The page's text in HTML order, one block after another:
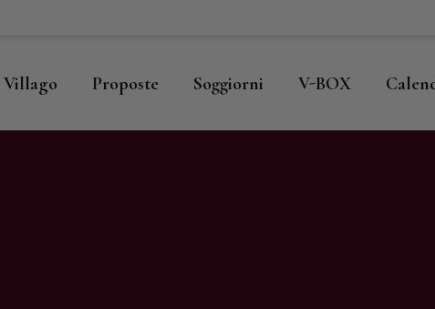
Villago Proposte Soggiorni V-BOX
Villago
Proposte